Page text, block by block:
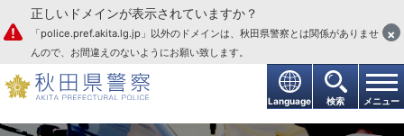
本文へ
Language 検索 メニュー
正しいドメインが表示されていますか？
「police.pref.akita.lg.jp」以外のドメインは、秋田県警察とは関係がありませ
んので、お間違えのないようにお願い致します。
×